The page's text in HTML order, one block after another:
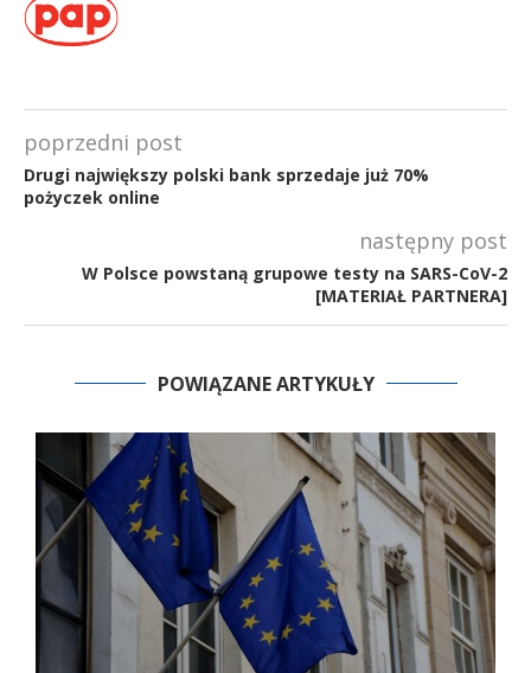
poprzedni post
Drugi największy polski bank sprzedaje już 70%
pożyczek online
następny post
W Polsce powstaną grupowe testy na SARS-CoV-2
[MATERIAŁ PARTNERA]
POWIĄZANE ARTYKUŁY